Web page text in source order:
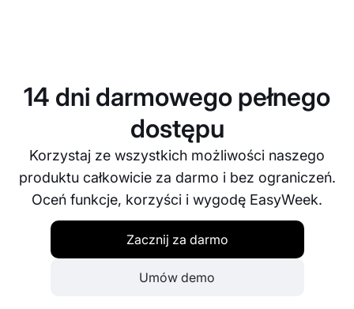
14 dni darmowego pełnego
dostępu
Korzystaj ze wszystkich możliwości naszego
produktu całkowicie za darmo i bez ograniczeń.
Oceń funkcje, korzyści i wygodę EasyWeek.
Zacznij za darmo
Umów demo